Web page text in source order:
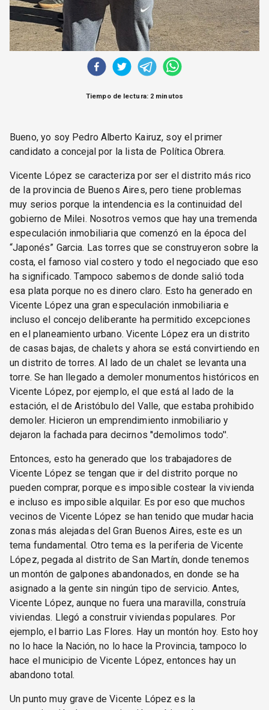
Tiempo de lectura: 2 minutos
Bueno, yo soy Pedro Alberto Kairuz, soy el primer
candidato a concejal por la lista de Política Obrera.
Vicente López se caracteriza por ser el distrito más rico
de la provincia de Buenos Aires, pero tiene problemas
muy serios porque la intendencia es la continuidad del
gobierno de Milei. Nosotros vemos que hay una tremenda
especulación inmobiliaria que comenzó en la época del
“Japonés” Garcia. Las torres que se construyeron sobre la
costa, el famoso vial costero y todo el negociado que eso
ha significado. Tampoco sabemos de donde salió toda
esa plata porque no es dinero claro. Esto ha generado en
Vicente López una gran especulación inmobiliaria e
incluso el concejo deliberante ha permitido excepciones
en el planeamiento urbano. Vicente López era un distrito
de casas bajas, de chalets y ahora se está convirtiendo en
un distrito de torres. Al lado de un chalet se levanta una
torre. Se han llegado a demoler monumentos históricos en
Vicente López, por ejemplo, el que está al lado de la
estación, el de Aristóbulo del Valle, que estaba prohibido
demoler. Hicieron un emprendimiento inmobiliario y
dejaron la fachada para decirnos ''demolimos todo''.
Entonces, esto ha generado que los trabajadores de
Vicente López se tengan que ir del distrito porque no
pueden comprar, porque es imposible costear la vivienda
e incluso es imposible alquilar. Es por eso que muchos
vecinos de Vicente López se han tenido que mudar hacia
zonas más alejadas del Gran Buenos Aires, este es un
tema fundamental. Otro tema es la periferia de Vicente
López, pegada al distrito de San Martín, donde tenemos
un montón de galpones abandonados, en donde se ha
asignado a la gente sin ningún tipo de servicio. Antes,
Vicente López, aunque no fuera una maravilla, construía
viviendas. Llegó a construir viviendas populares. Por
ejemplo, el barrio Las Flores. Hay un montón hoy. Esto hoy
no lo hace la Nación, no lo hace la Provincia, tampoco lo
hace el municipio de Vicente López, entonces hay un
abandono total.
Un punto muy grave de Vicente López es la